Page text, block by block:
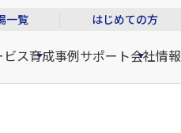
一覧 はじめての方
ビス育成事例サポート会社情報